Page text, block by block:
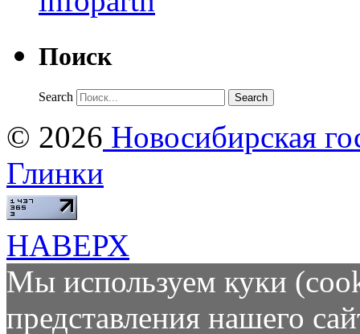
Поиск
Search
© 2026 Новосибирская
Глинки
НАВЕРХ
Мы используем куки
представления нашего